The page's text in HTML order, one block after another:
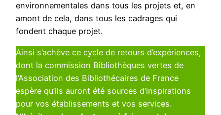
environnementales dans tous les projets et, en
amont de cela, dans tous les cadrages qui
fondent chaque projet.
Ainsi s’achève ce cycle de retours d’expériences,
dont la commission Bibliothèques vertes de
l’Association des Bibliothécaires de France
espère qu’ils auront été sources d’inspirations
pour vos établissements et vos services.